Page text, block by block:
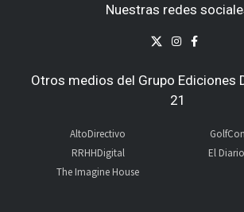
Nuestras redes
Otros medios del Grupo Ediciones
21
AltoDirectivo
RRHHDigital
The Imagine House
El